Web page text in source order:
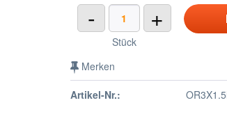
- +
Stück
Merken
Artikel-Nr.: